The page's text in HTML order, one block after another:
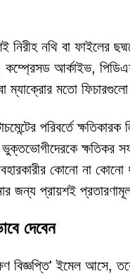
নিরীহ নথি বা ফাইলের
কম্প্রেসড আর্কাইভ,
ম্যাক্রোর মতো
পরিবর্তে
ক্ষতিকর
কোনো না
জন্য প্রায়শই
দেবেন
বিজ্ঞপ্তি' ইমেল আসে,